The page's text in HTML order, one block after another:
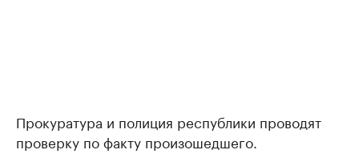
Прокуратура и полиция республики проводят
проверку по факту произошедшего.